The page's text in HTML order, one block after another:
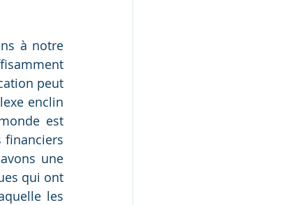
à notre
peut
enclin
est
financiers
une
qui ont
les